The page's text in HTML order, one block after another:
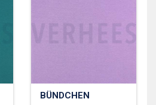
BÜNDCHEN